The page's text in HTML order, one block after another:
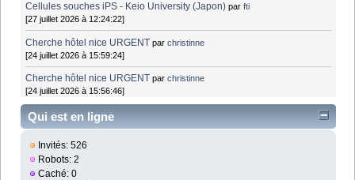
Cellules souches iPS - Keio University (Japon) parfti
[27 juillet 2026 à 12:24:22]
Cherche hôtel nice URGENT parchristinne
[24 juillet 2026 à 15:59:24]
Cherche hôtel nice URGENT parchristinne
[24 juillet 2026 à 15:56:46]
Qui est en ligne
Invités: 526
Robots: 2
Caché: 0